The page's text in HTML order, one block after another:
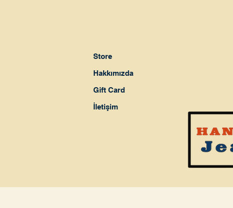
Store
Hakkımızda
Gift Card
İletişim